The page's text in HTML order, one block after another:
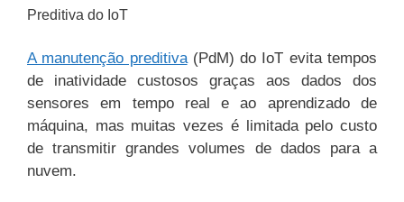
Preditiva do IoT
A manutenção preditiva(PdM) do IoT evita tempos
de inatividade custosos graças aos dados dos
sensores em tempo real e ao aprendizado de
máquina, mas muitas vezes é limitada pelo custo
de transmitir grandes volumes de dados para a
nuvem.